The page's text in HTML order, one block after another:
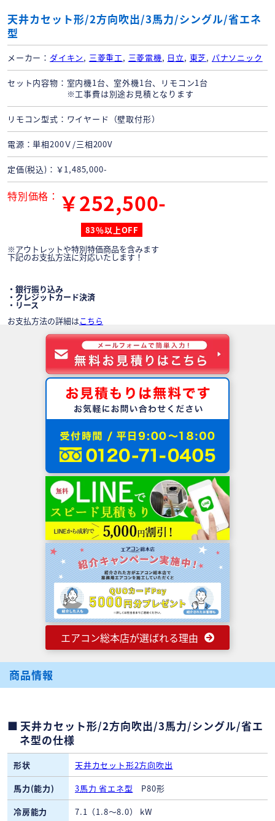
天井カセット形/2方向吹出/3馬力/シングル/省エネ
型
メーカー ダイキン, 三菱重工, 三菱電機, 日立, 東芝, パナソニック
セット内容物
室内機1台、室外機1台、リモコン1台
※工事費は別途お見積となります
リモコン型式 ワイヤード（壁取付形）
電源 単相200Ｖ/三相200V
定価(税込) ￥1,485,000-
特別価格 ￥252,500-
83％以上OFF
※アウトレットや特別特価商品を含みます
下記のお支払方法に対応いたします！
・銀行振り込み
・クレジットカード決済
・リース
お支払方法の詳細はこちら
エアコン総本店が選ばれる理由
商品情報
天井カセット形/2方向吹出/3馬力/シングル/省エ
ネ型の仕様
形状
天井カセット形2方向吹出
馬力(能力)
3馬力 省エネ型 P80形
冷房能力
7.1（1.8～8.0） kW